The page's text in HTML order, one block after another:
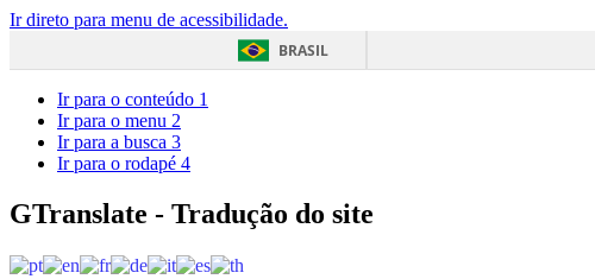
Ir direto para menu de acessibilidade.
BRASIL
Ir para o conteúdo 1
Ir para o menu 2
Ir para a busca 3
Ir para o rodapé 4
GTranslate - Tradução do site